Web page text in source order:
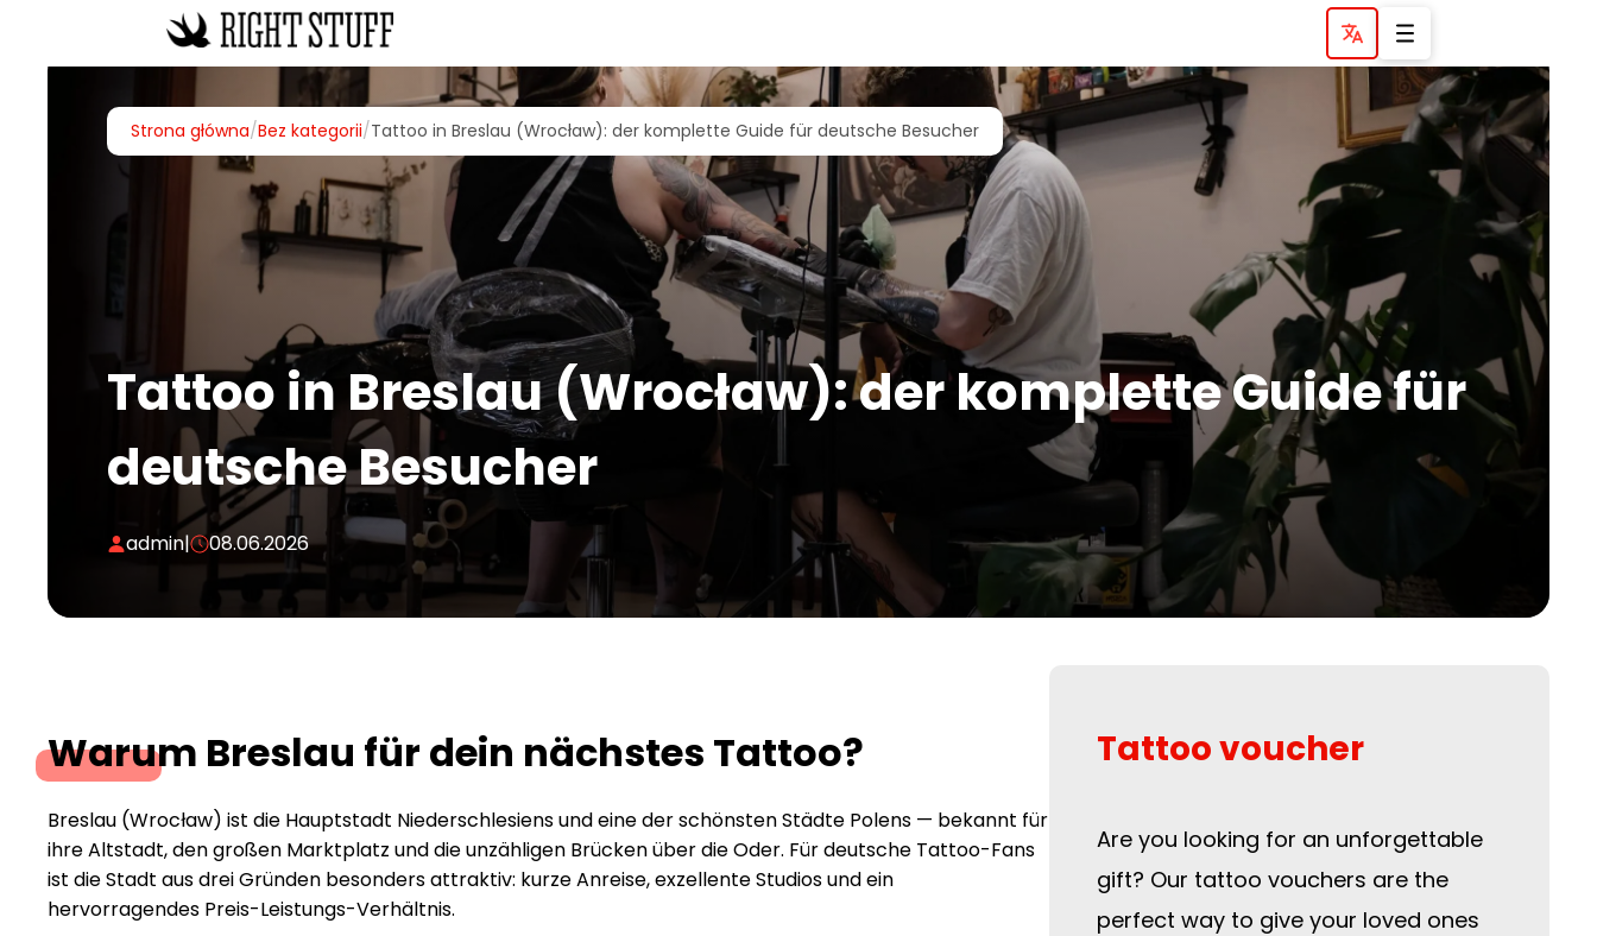
Strona główna/Bez kategorii/Tattoo in Breslau (Wrocław): der komplette Guide für deutsche Besucher
Tattoo in Breslau (Wrocław): der komplette Guide für
deutsche Besucher
admin| 08.06.2026
Warum Breslau für dein nächstes Tattoo?
Breslau (Wrocław) ist die Hauptstadt Niederschlesiens und eine der schönsten Städte Polens — bekannt für
ihre Altstadt, den großen Marktplatz und die unzähligen Brücken über die Oder. Für deutsche Tattoo-Fans
ist die Stadt aus drei Gründen besonders attraktiv: kurze Anreise, exzellente Studios und ein
hervorragendes Preis-Leistungs-Verhältnis.
Tattoo voucher
Are you looking for an unforgettable
gift? Our tattoo vouchers are the
perfect way to give your loved ones